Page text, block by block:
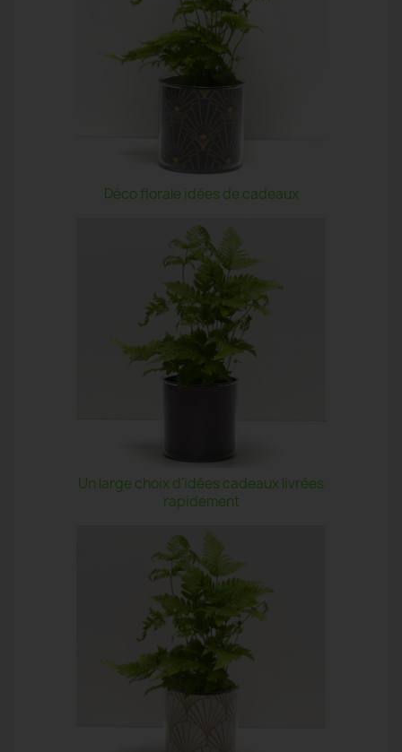
Déco florale idées de cadeaux
Un large choix d'idées cadeaux livrées
rapidement